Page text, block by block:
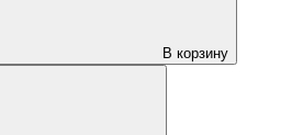
В корзину